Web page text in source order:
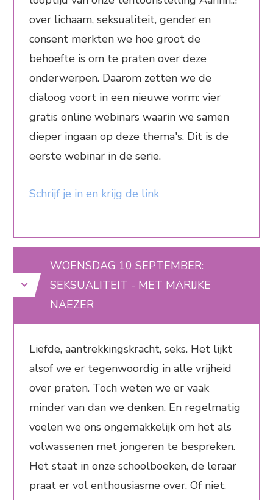
over lichaam, seksualiteit, gender en
consent merkten we hoe groot de
behoefte is om te praten over deze
onderwerpen. Daarom zetten we de
dialoog voort in een nieuwe vorm: vier
gratis online webinars waarin we samen
dieper ingaan op deze thema's. Dit is de
eerste webinar in de serie.
Schrijf je in en krijg de link
WOENSDAG 10 SEPTEMBER:
SEKSUALITEIT - MET MARIJKE
NAEZER
Liefde, aantrekkingskracht, seks. Het lijkt
alsof we er tegenwoordig in alle vrijheid
over praten. Toch weten we er vaak
minder van dan we denken. En regelmatig
voelen we ons ongemakkelijk om het als
volwassenen met jongeren te bespreken.
Het staat in onze schoolboeken, de leraar
praat er vol enthousiasme over. Of niet.